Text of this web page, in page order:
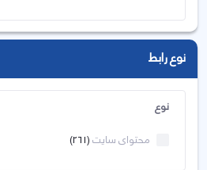
نوع رابط
نوع
محتوای سایت(261)